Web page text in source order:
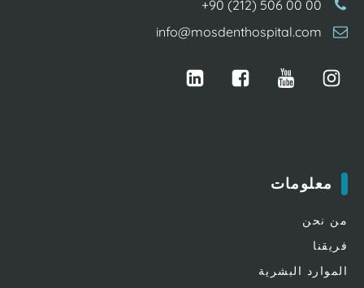
+90 (212) 506 00 00
info@mosdenthospital.com
معلومات
من نحن
فريقنا
الموارد البشرية